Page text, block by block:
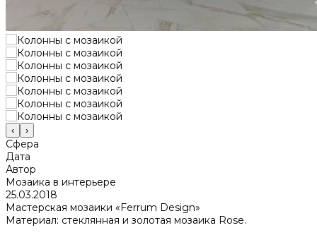
‹ ›
Сфера
Дата
Автор
Мозаика в интерьере
25.03.2018
Мастерская мозаики «Ferrum Design»
Материал: стеклянная и золотая мозаика Rose.